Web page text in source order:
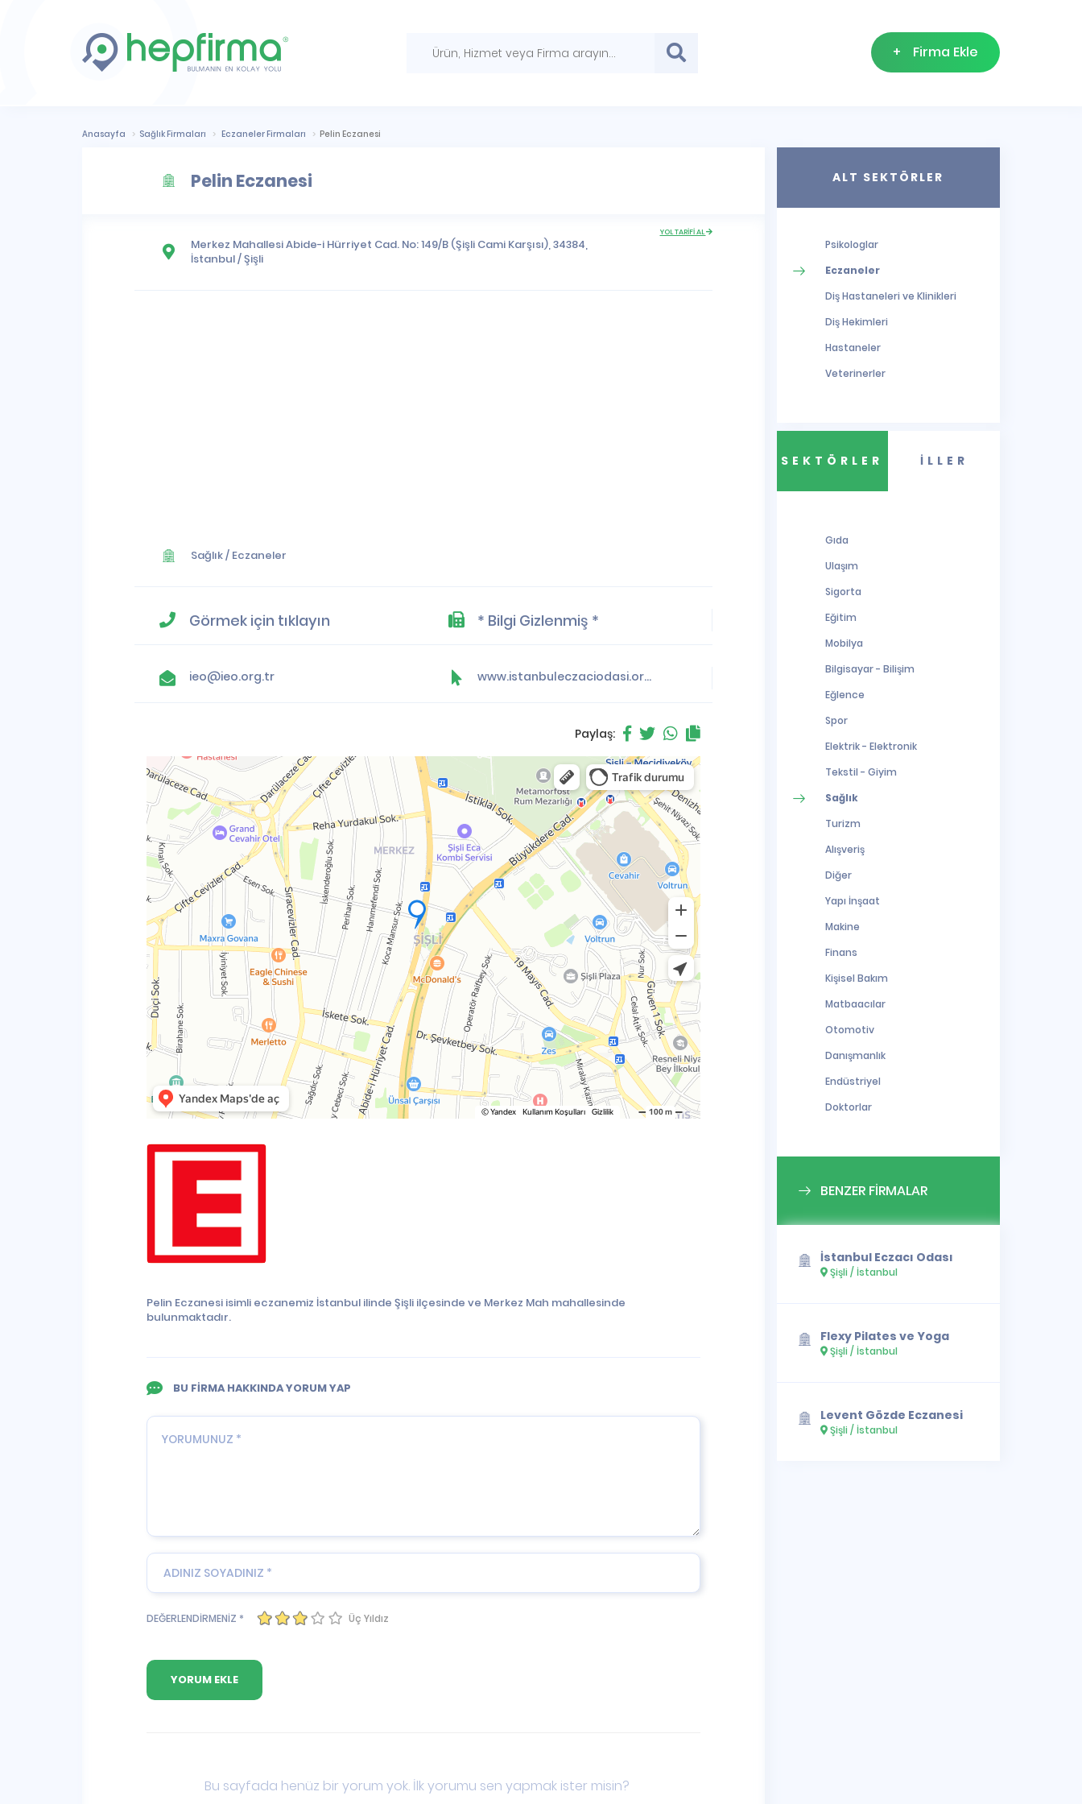
+ Firma Ekle
Anasayfa Sağlık Firmaları Eczaneler Firmaları Pelin Eczanesi
Pelin Eczanesi
Merkez MahallesiAbide-i Hürriyet Cad. No: 149/B (Şişli Cami Karşısı), 34384,
İstanbul/Şişli
YOL TARİFİ AL
Sağlık/ Eczaneler
Görmek için tıklayın * Bilgi Gizlenmiş *
ieo@ieo.org.tr www.istanbuleczaciodasi.org.tr
Paylaş:
Pelin Eczanesi isimli eczanemiz İstanbul ilinde Şişli ilçesinde ve Merkez Mah mahallesinde
bulunmaktadır.
BU FİRMA HAKKINDA YORUM YAP
DEĞERLENDİRMENİZ * Üç Yıldız
Bu sayfada henüz bir yorum yok. İlk yorumu sen yapmak ister misin?
ALT SEKTÖRLER
Psikologlar
Eczaneler
Diş Hastaneleri ve Klinikleri
Diş Hekimleri
Hastaneler
Veterinerler
SEKTÖRLER İLLER
Gıda
Ulaşım
Sigorta
Eğitim
Mobilya
Bilgisayar - Bilişim
Eğlence
Spor
Elektrik - Elektronik
Tekstil - Giyim
Sağlık
Turizm
Alışveriş
Diğer
Yapı İnşaat
Makine
Finans
Kişisel Bakım
Matbaacılar
Otomotiv
Danışmanlık
Endüstriyel
Doktorlar
BENZER FİRMALAR
İstanbul Eczacı Odası
Şişli / İstanbul
Flexy Pilates ve Yoga
Şişli / İstanbul
Levent Gözde Eczanesi
Şişli / İstanbul